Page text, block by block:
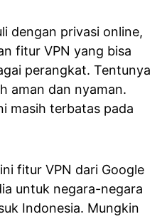
dengan privasi online,
fitur VPN yang bisa
perangkat. Tentunya
aman dan nyaman.
masih terbatas pada
fitur VPN dari Google
untuk negara-negara
Indonesia. Mungkin